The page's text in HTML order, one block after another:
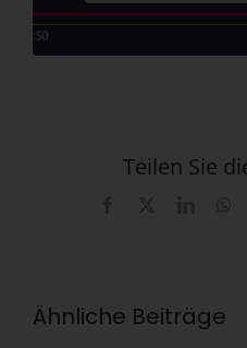
Teilen Sie
Ähnliche Beiträge